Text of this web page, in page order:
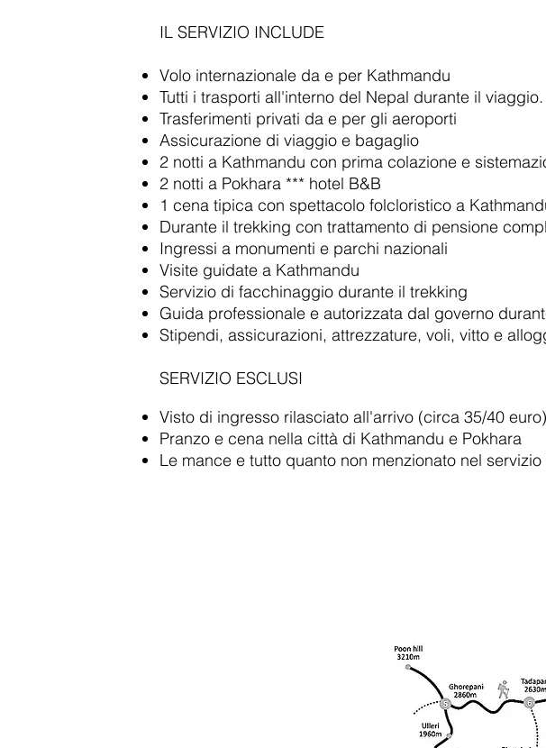
IL SERVIZIO INCLUDE
Volo internazionale da e per Kathmandu
Tutti i trasporti all'interno del Nepal durante il viaggio.
Trasferimenti privati ​​da e per gli aeroporti
Assicurazione di viaggio e bagaglio
2 notti a Kathmandu con prima colazione e
2 notti a Pokhara *** hotel B&B
1 cena tipica con spettacolo folcloristico a
Durante il trekking con trattamento di pensione
Ingressi a monumenti e parchi nazionali
Visite guidate a Kathmandu
Servizio di facchinaggio durante il trekking
Guida professionale e autorizzata dal governo
Stipendi, assicurazioni, attrezzature, voli, vitto e
SERVIZIO ESCLUSI​
Visto di ingresso rilasciato all'arrivo (circa 35/40 euro)
Pranzo e cena nella città di Kathmandu e Pokhara
Le mance e tutto quanto non menzionato nel